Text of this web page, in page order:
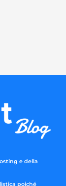
e della
poiché